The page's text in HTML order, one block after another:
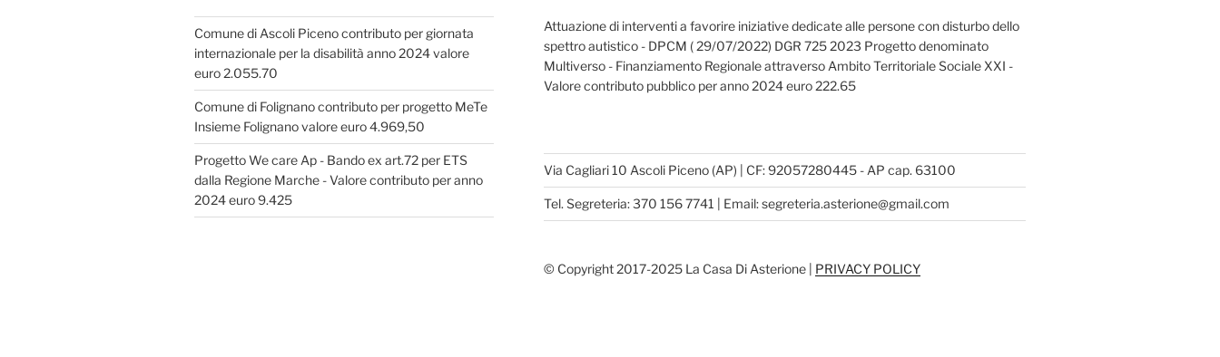
Comune di Ascoli Piceno contributo per giornata
internazionale per la disabilità anno 2024 valore
euro 2.055.70
Comune di Folignano contributo per progetto MeTe
Insieme Folignano valore euro 4.969,50
Progetto We care Ap - Bando ex art.72 per ETS
dalla Regione Marche - Valore contributo per anno
2024 euro 9.425
Attuazione di interventi a favorire iniziative dedicate alle persone con disturbo dello
spettro autistico - DPCM ( 29/07/2022) DGR 725 2023 Progetto denominato
Multiverso - Finanziamento Regionale attraverso Ambito Territoriale Sociale XXI -
Valore contributo pubblico per anno 2024 euro 222.65
Via Cagliari 10 Ascoli Piceno (AP) | CF: 92057280445 - AP cap. 63100
Tel. Segreteria: 370 156 7741 | Email: segreteria.asterione@gmail.com
© Copyright 2017-2025 La Casa Di Asterione | PRIVACY POLICY